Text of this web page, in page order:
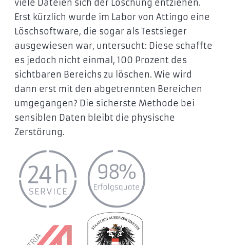
viele Dateien sich der Löschung entziehen.
Erst kürzlich wurde im Labor von Attingo eine
Löschsoftware, die sogar als Testsieger
ausgewiesen war, untersucht: Diese schaffte
es jedoch nicht einmal, 100 Prozent des
sichtbaren Bereichs zu löschen. Wie wird
dann erst mit den abgetrennten Bereichen
umgegangen? Die sicherste Methode bei
sensiblen Daten bleibt die physische
Zerstörung.